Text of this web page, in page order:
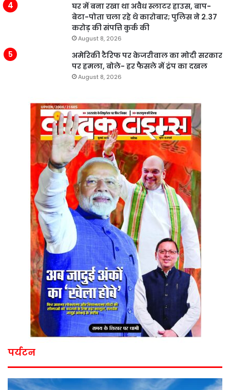
घर में बना रखा था अवैध स्लाटर हाउस, बाप-
बेटा-पोता चला रहे थे कारोबार; पुलिस ने 2.37
करोड़ की संपत्ति कुर्क की
August 8, 2026
अमेरिकी टैरिफ पर केजरीवाल का मोदी सरकार
पर हमला, बोले- हर फैसले में ट्रंप का दखल
August 8, 2026
पर्यटन